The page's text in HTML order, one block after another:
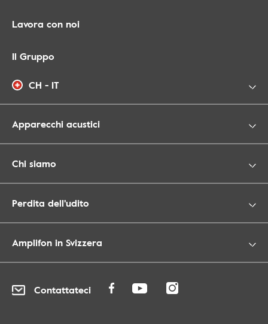
Lavora con noi
Il Gruppo
CH - IT
Apparecchi acustici
Chi siamo
Perdita dell'udito
Amplifon in Svizzera
Contattateci